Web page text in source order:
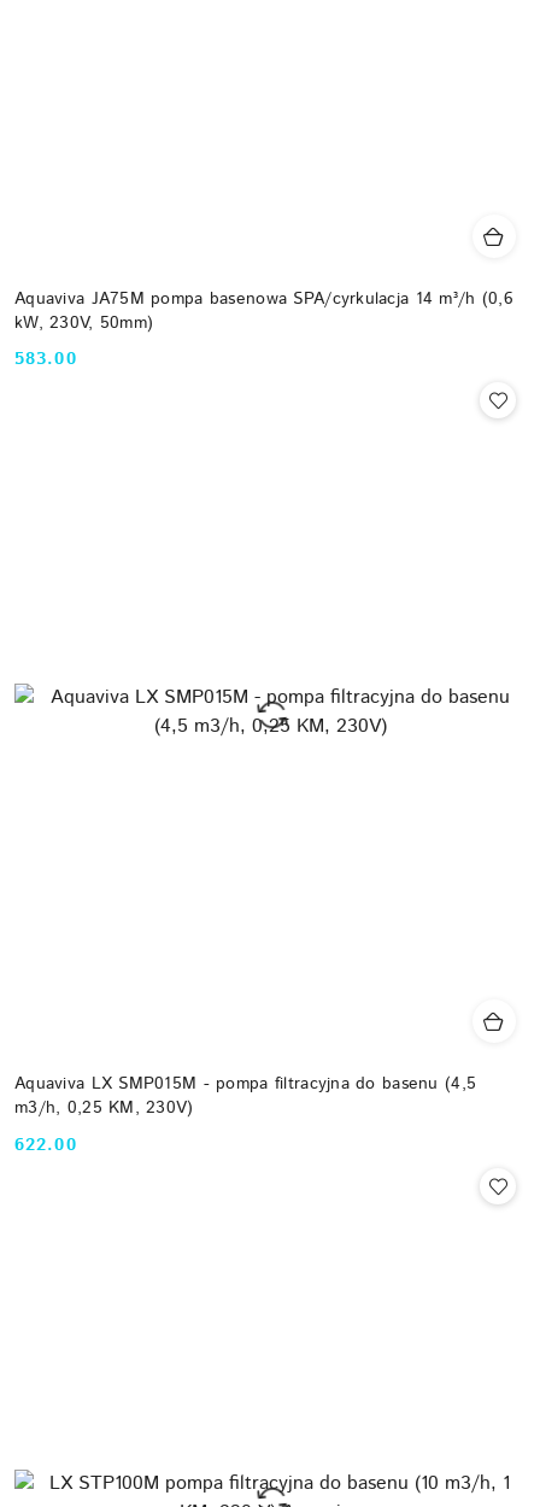
Aquaviva JA75M pompa basenowa SPA/cyrkulacja 14 m³/h (0,6
kW, 230V, 50mm)
Cena:
583.00
Aquaviva LX SMP015M - pompa filtracyjna do basenu (4,5
m3/h, 0,25 KM, 230V)
Cena:
622.00